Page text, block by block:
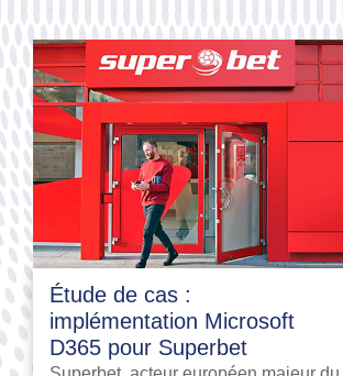
Étude de cas :
implémentation Microsoft
D365 pour Superbet